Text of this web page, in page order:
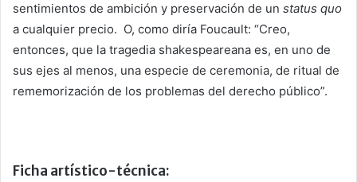
sentimientos de ambición y preservación de un status quo
a cualquier precio. O, como diría Foucault: “Creo,
entonces, que la tragedia shakespeareana es, en uno de
sus ejes al menos, una especie de ceremonia, de ritual de
rememorización de los problemas del derecho público”.
Ficha artístico-técnica: